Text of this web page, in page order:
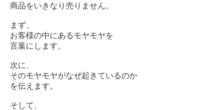
商品をいきなり売りません。
まず、
お客様の中にあるモヤモヤを
言葉にします。
次に、
そのモヤモヤがなぜ起きているのか
を伝えます。
そして、